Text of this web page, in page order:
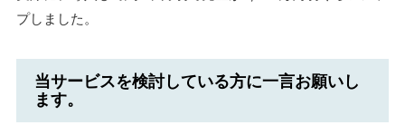
プしました。
当サービスを検討している方に一言お願いし
ます。